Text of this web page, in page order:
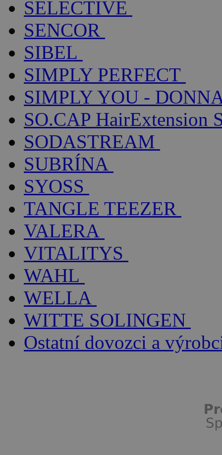
SELECTIVE
SENCOR
SIBEL
SIMPLY PERFECT
SIMPLY YOU -
SO.CAP HairExtension
SODASTREAM
SUBRÍNA
SYOSS
TANGLE TEEZER
VALERA
VITALITYS
WAHL
WELLA
WITTE SOLINGEN
Ostatní dovozci a